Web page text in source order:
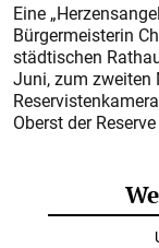
Eine
Bürgermeisterin
städtischen
Juni, zum zweiten
Oberst der